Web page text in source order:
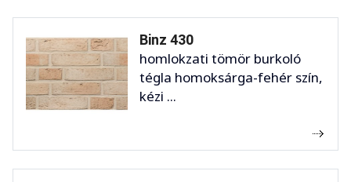
Binz 430
homlokzati tömör burkoló
tégla homoksárga-fehér szín,
kézi ...